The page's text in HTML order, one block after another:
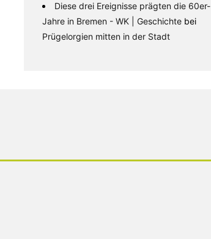
Diese drei Ereignisse prägten die 60er-
Jahre in Bremen - WK | Geschichte bei
Prügelorgien mitten in der Stadt